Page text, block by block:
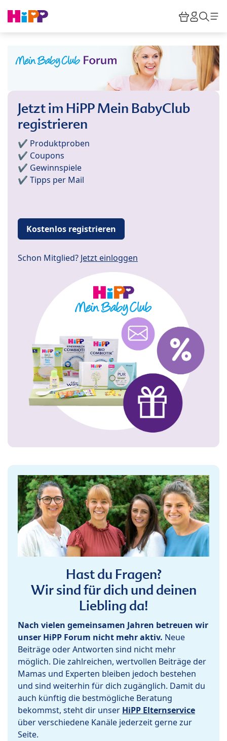
HiPP
Jetzt im HiPP Mein BabyClub
registrieren
✔️ Produktproben
✔️ Coupons
✔️ Gewinnspiele
✔️ Tipps per Mail
Kostenlos registrieren
Schon Mitglied? Jetzt einloggen
Hast du Fragen?
Wir sind für dich und deinen
Liebling da!
Nach vielen gemeinsamen Jahren betreuen wir
unser HiPP Forum nicht mehr aktiv. Neue
Beiträge oder Antworten sind nicht mehr
möglich. Die zahlreichen, wertvollen Beiträge der
Mamas und Experten bleiben jedoch bestehen
und sind weiterhin für dich zugänglich. Damit du
auch künftig die bestmögliche Beratung
bekommst, steht dir unser HiPP Elternservice
über verschiedene Kanäle jederzeit gerne zur
Seite.